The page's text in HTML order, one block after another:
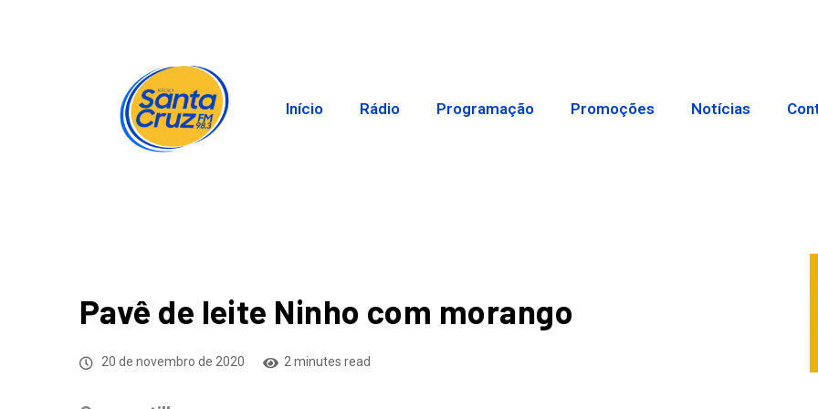
Início Rádio Programação Promoções Notícias
Pavê de leite Ninho com morango
20 de novembro de 2020 2 minutes read